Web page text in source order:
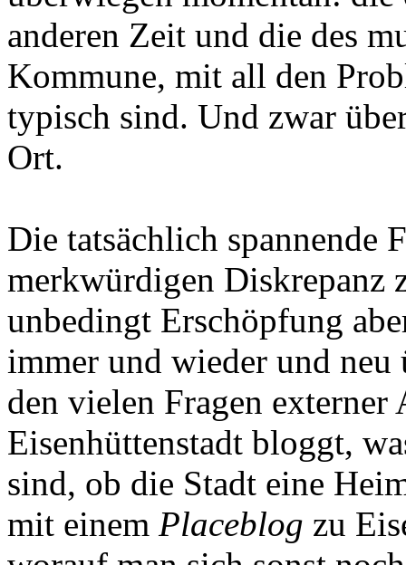
anderen Zeit und die des
Kommune, mit all den
typisch sind. Und zwar
Ort.
Die tatsächlich spannende
merkwürdigen Diskrepanz
unbedingt Erschöpfung
immer und wieder und neu
den vielen Fragen
Eisenhüttenstadt bloggt,
sind, ob die Stadt eine
mit einem Placeblog zu